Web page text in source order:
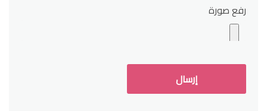
رفع صورة